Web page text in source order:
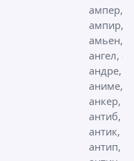
ампер,
ампир,
амьен,
ангел,
андре,
аниме,
анкер,
антиб,
антик,
антип,